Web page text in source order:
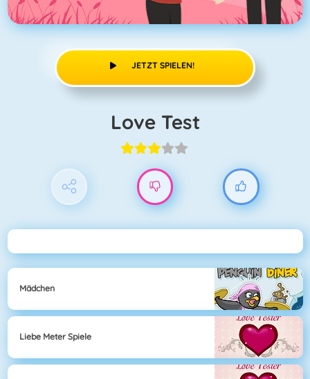
JETZT SPIELEN!
Love Test
Mädchen
Liebe Meter Spiele